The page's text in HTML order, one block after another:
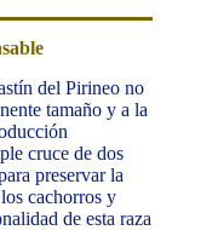
del Pirineo no
tamaño y a la
cruce de dos
preservar la
cachorros y
de esta raza